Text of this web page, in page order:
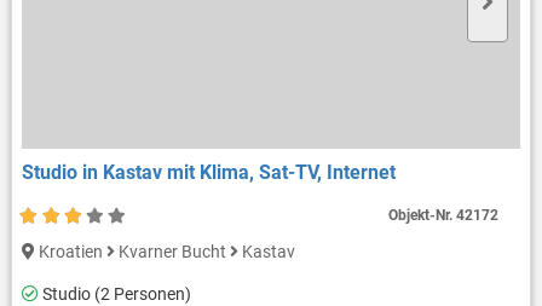
Studio in Kastav mit Klima, Sat-TV, Internet
Kroatien Kvarner Bucht Kastav
Studio (2 Personen)
Objekt-Nr.42172